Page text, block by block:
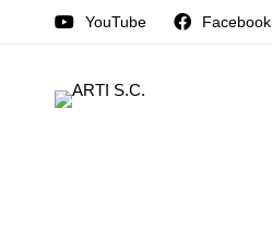
YouTube Facebook